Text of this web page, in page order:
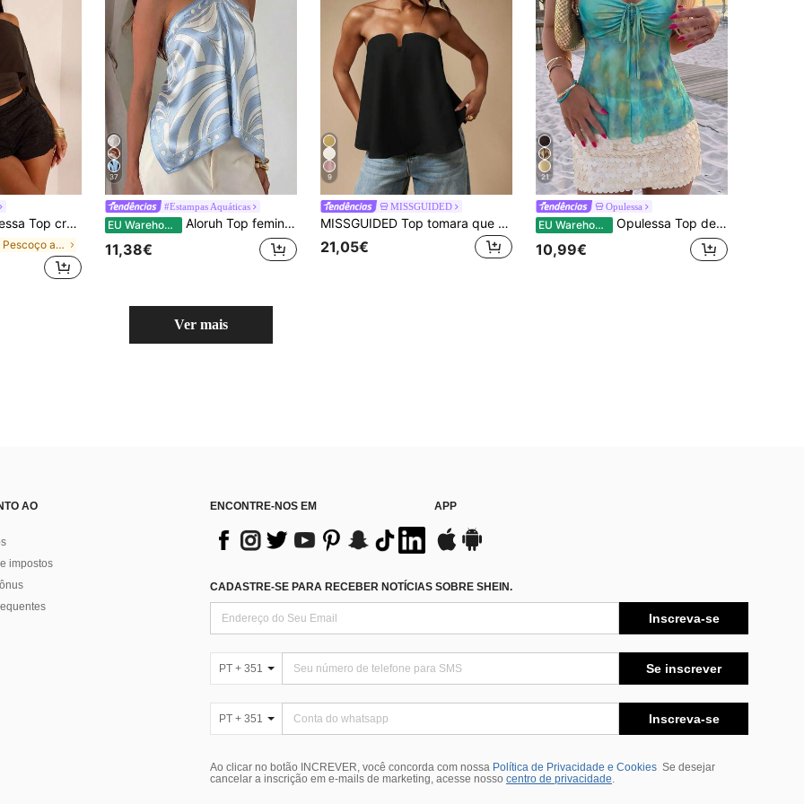
liso, com detalhes em tule e ombros assimétricos, ideal para o verão.
em Pescoço assimétrico Tops, blusas e camisetas fe
37
#Estampas Aquáticas
EU Warehouse Aloruh Top feminino elegante de chiffon com estampa tie-dye e decote halter para férias na praia
11,38€
9
MISSGUIDED
MISSGUIDED Top tomara que caia estilo bustiê com decote em U, ideal para noites de verão e looks casuais.
21,05€
21
Opulessa
EU Warehouse Opulessa Top de Alças em Malha de Rede Estampada para Mulher, Primavera/Verão, Estilo Férias
10,99€
Ver mais
AO
impostos
ENCONTRE-NOS EM APP
CADASTRE-SE PARA RECEBER NOTÍCIAS SOBRE SHEIN.
Inscreva-se
PT + 351 Se inscrever
PT + 351 Inscreva-se
Ao clicar no botão INCREVER, você concorda com nossa Política de Privacidade e Cookies Se desejar
cancelar a inscrição em e-mails de marketing, acesse nosso centro de privacidade.